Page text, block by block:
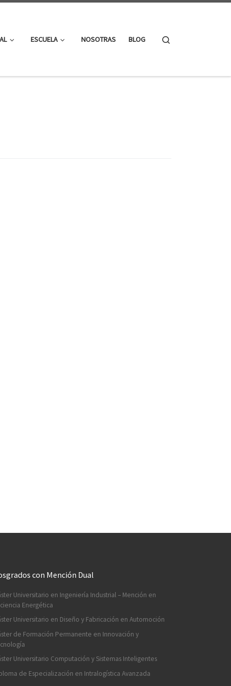
ESCUELA NOSOTRAS BLOG
con Mención Dual
Universitario en Ingeniería Industrial – Mención en
Energética
Universitario en Diseño y Fabricación en Automoción
de Formación Permanente en Innovación y
Universitario Computación y Sistemas Inteligentes
de Especialización en Intralogística Avanzada